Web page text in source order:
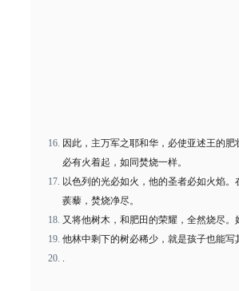
因此，主万军之耶和华，必使亚述王的
必有火着起，如同焚烧一样。
以色列的光必如火，他的圣者必如火焰
蒺藜，焚烧净尽。
又将他树木，和肥田的荣耀，全然烧尽。
他林中剩下的树必稀少，就是孩子也能写
.